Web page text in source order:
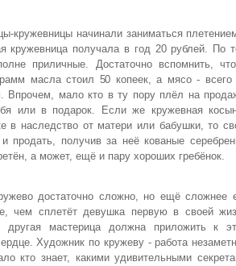
кружевницы начинали заниматься
кружевница получала в год 20 рублей. По
приличные. Достаточно вспомнить,
масла стоил 50 копеек, а мясо - всего
Впрочем, мало кто в ту пору плёл на
или в подарок. Если же кружевная
в наследство от матери или бабушки, то
продать, получив за неё кованые
а может, ещё и пару хороших гребёнок.
достаточно сложно, но ещё сложнее
чем сплетёт девушка первую в своей
другая мастерица должна приложить к
Художник по кружеву - работа
кто знает, какими удивительными